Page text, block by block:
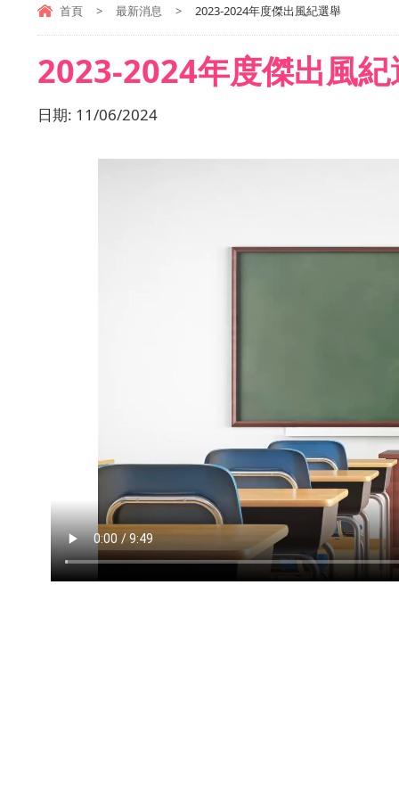
首頁 > 最新消息 > 2023-2024年度傑出風紀選舉
2023-2024年度傑出風紀
日期: 11/06/2024